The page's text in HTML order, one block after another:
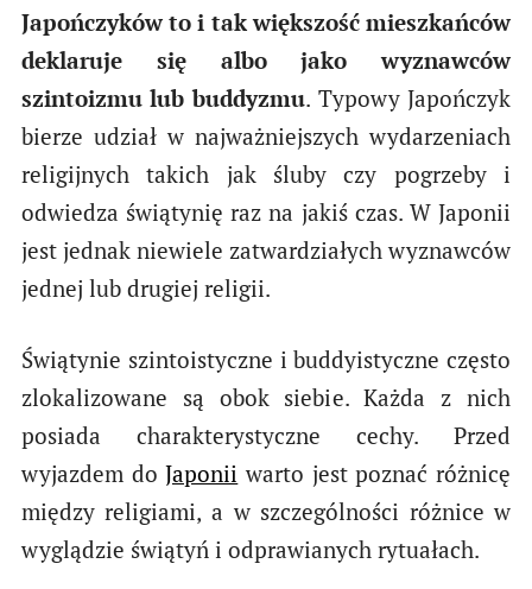
Japończyków to i tak większość mieszkańców
deklaruje się albo jako wyznawców
szintoizmu lub buddyzmu. Typowy Japończyk
bierze udział w najważniejszych wydarzeniach
religijnych takich jak śluby czy pogrzeby i
odwiedza świątynię raz na jakiś czas. W Japonii
jest jednak niewiele zatwardziałych wyznawców
jednej lub drugiej religii.
Świątynie szintoistyczne i buddyistyczne często
zlokalizowane są obok siebie. Każda z nich
posiada charakterystyczne cechy. Przed
wyjazdem doJaponii warto jest poznać różnicę
między religiami, a w szczególności różnice w
wyglądzie świątyń i odprawianych rytuałach.